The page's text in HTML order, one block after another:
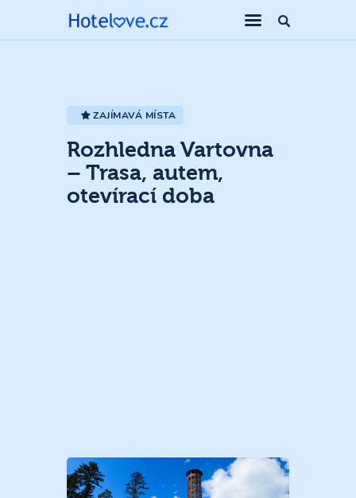
ZAJÍMAVÁ MÍSTA
Rozhledna Vartovna
– Trasa, autem,
otevírací doba